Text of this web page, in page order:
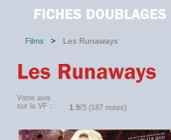
Films > Les Runaways
Votre avis
sur la VF :
1.9/5 (187 notes)